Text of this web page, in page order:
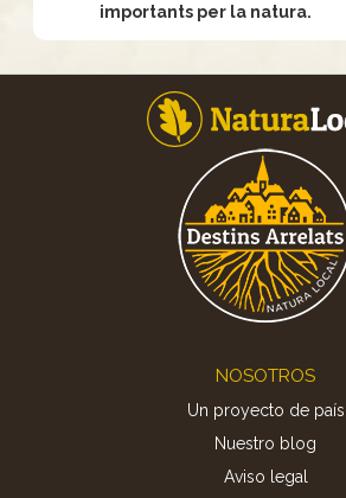
importants per la natura.
NOSOTROS
Un proyecto de país
Nuestro blog
Aviso legal